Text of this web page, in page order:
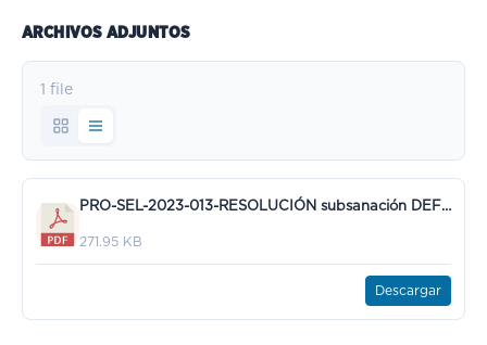
ARCHIVOS ADJUNTOS
1 file
PRO-SEL-2023-013-RESOLUCIÓN subsanación DEFINITIVA ADM-EXCL.pdf
271.95 KB
Descargar